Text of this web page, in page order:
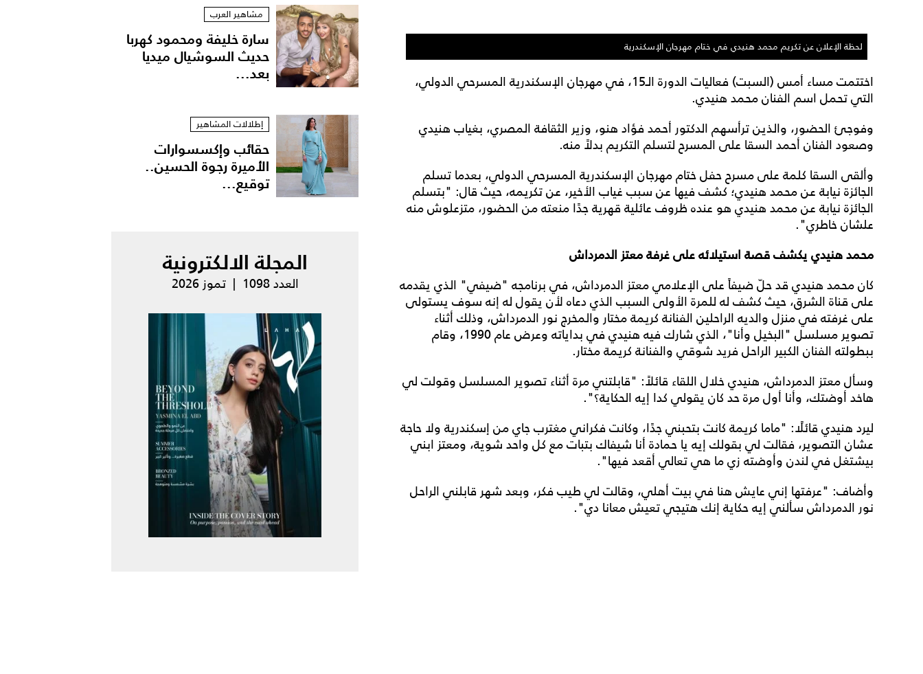
لحظة الإعلان عن تكريم محمد هنيدي في ختام مهرجان الإسكندرية أحمد السقا يتسلم تكريم محمد هنيدي في ختام مهرجان الإسكندرية
اختتمت مساء أمس (السبت) فعاليات الدورة الـ15، في مهرجان الإسكندرية المسرحي الدولي،
التي تحمل اسم الفنان محمد هنيدي.
وفوجئ الحضور، والذين ترأسهم الدكتور أحمد فؤاد هنو، وزير الثقافة المصري، بغياب هنيدي
وصعود الفنان أحمد السقا على المسرح لتسلم التكريم بدلاً منه.
وألقى السقا كلمة على مسرح حفل ختام مهرجان الإسكندرية المسرحي الدولي، بعدما تسلم
الجائزة نيابة عن محمد هنيدي؛ كشف فيها عن سبب غياب الأخير، عن تكريمه، حيث قال: "بتسلم
الجائزة نيابة عن محمد هنيدي هو عنده ظروف عائلية قهرية جدًا منعته من الحضور، متزعلوش منه
علشان خاطري".
محمد هنيدي يكشف قصة استيلائه على غرفة معتز الدمرداش
كان محمد هنيدي قد حلّ ضيفاً على الإعلامي معتز الدمرداش، في برنامجه "ضيفي" الذي يقدمه
على قناة الشرق، حيث كشف له للمرة الأولى السبب الذي دعاه لأن يقول له إنه سوف يستولى
على غرفته في منزل والديه الراحلين الفنانة كريمة مختار والمخرج نور الدمرداش، وذلك أثناء
تصوير مسلسل "البخيل وأنا"، الذي شارك فيه هنيدي في بداياته وعرض عام 1990، وقام
ببطولته الفنان الكبير الراحل فريد شوقي والفنانة كريمة مختار.
وسأل معتز الدمرداش، هنيدي خلال اللقاء قائلاً: "قابلتني مرة أثناء تصوير المسلسل وقولت لي
هاخد أوضتك، وأنا أول مرة حد كان يقولي كدا إيه الحكاية؟".
ليرد هنيدي قائلًا: "ماما كريمة كانت بتحبني جدًا، وكانت فكراني مغترب جاي من إسكندرية ولا حاجة
عشان التصوير، فقالت لي بقولك إيه يا حمادة أنا شيفاك بتبات مع كل واحد شوية، ومعتز ابني
بيشتغل في لندن وأوضته زي ما هي تعالي أقعد فيها".
وأضاف: "عرفتها إني عايش هنا في بيت أهلي، وقالت لي طيب فكر، وبعد شهر قابلني الراحل
نور الدمرداش سألني إيه حكاية إنك هتيجي تعيش معانا دي".
مشاهير العرب
سارة خليفة ومحمود كهربا
حديث السوشيال ميديا
بعد...
إطلالات المشاهير
حقائب وإكسسوارات
الأميرة رجوة الحسين..
توقيع...
المجلة الالكترونية
العدد 1098 | تموز 2026